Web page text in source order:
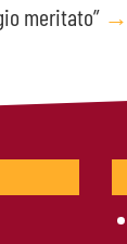
meritato” →